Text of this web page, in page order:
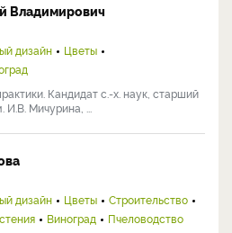
Владимирович
дизайн
Цветы
Кандидат с.-х. наук, старший
Мичурина, ...
дизайн Цветы
Строительство
Виноград
Пчеловодство